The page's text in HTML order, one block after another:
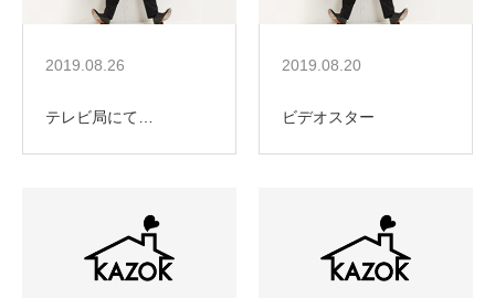
2019.08.26
テレビ局にて…
2019.08.20
ビデオスター